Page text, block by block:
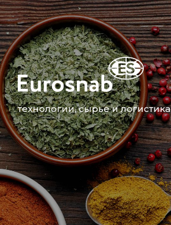
технологии, сырье и логистика